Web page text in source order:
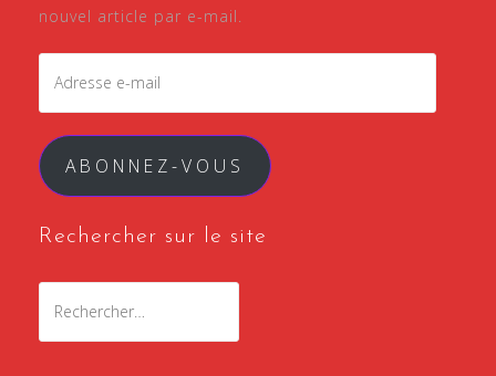
nouvel article par e-mail.
ABONNEZ-VOUS
Rechercher sur le site